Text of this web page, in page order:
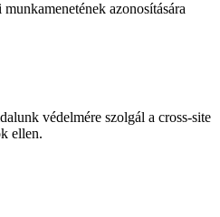
azonosítására
védelmére szolgál a cross-site
ellen.